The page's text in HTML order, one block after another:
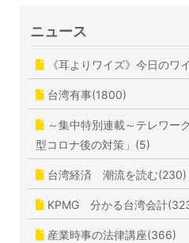
ニュース
《耳よりワイズ》今日のワ
台湾有事(1800)
～集中特別連載～テレワー
型コロナ後の対策」(5)
台湾経済 潮流を読む(230)
KPMG 分かる台湾会計
産業時事の法律講座(366)